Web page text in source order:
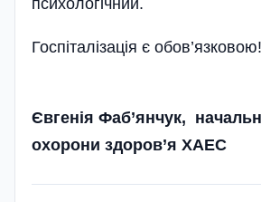
Госпіталізація є обов’язковою!
Євгенія Фаб’янчук,
охорони здоров’я ХАЕС